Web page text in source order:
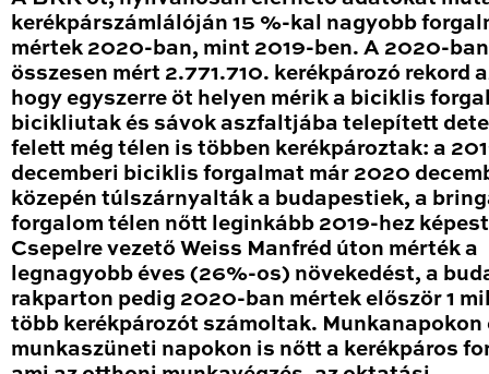
kerékpárszámlálóján 15 %-kal nagyobb
mértek 2020-ban, mint 2019-ben. A 2020-ban
összesen mért 2.771.710. kerékpározó rekord
hogy egyszerre öt helyen mérik a biciklis
bicikliutak és sávok aszfaltjába telepített
felett még télen is többen kerékpároztak: a
decemberi biciklis forgalmat már 2020
közepén túlszárnyalták a budapestiek, a
forgalom télen nőtt leginkább 2019-hez
Csepelre vezető Weiss Manfréd úton mérték a
legnagyobb éves (26%-os) növekedést, a
rakparton pedig 2020-ban mértek először 1
több kerékpározót számoltak. Munkanapokon
munkaszüneti napokon is nőtt a kerékpáros